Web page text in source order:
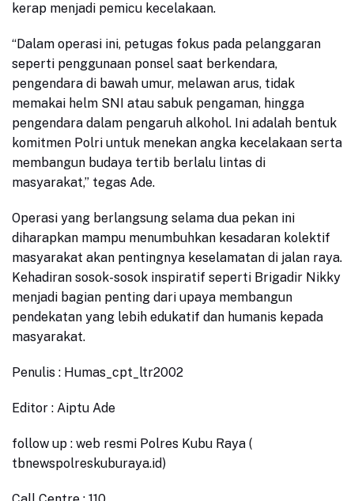
kerap menjadi pemicu kecelakaan.
“Dalam operasi ini, petugas fokus pada pelanggaran
seperti penggunaan ponsel saat berkendara,
pengendara di bawah umur, melawan arus, tidak
memakai helm SNI atau sabuk pengaman, hingga
pengendara dalam pengaruh alkohol. Ini adalah bentuk
komitmen Polri untuk menekan angka kecelakaan serta
membangun budaya tertib berlalu lintas di
masyarakat,” tegas Ade.
Operasi yang berlangsung selama dua pekan ini
diharapkan mampu menumbuhkan kesadaran kolektif
masyarakat akan pentingnya keselamatan di jalan raya.
Kehadiran sosok-sosok inspiratif seperti Brigadir Nikky
menjadi bagian penting dari upaya membangun
pendekatan yang lebih edukatif dan humanis kepada
masyarakat.
Penulis : Humas_cpt_ltr2002
Editor : Aiptu Ade
follow up : web resmi Polres Kubu Raya (
tbnewspolreskuburaya.id)